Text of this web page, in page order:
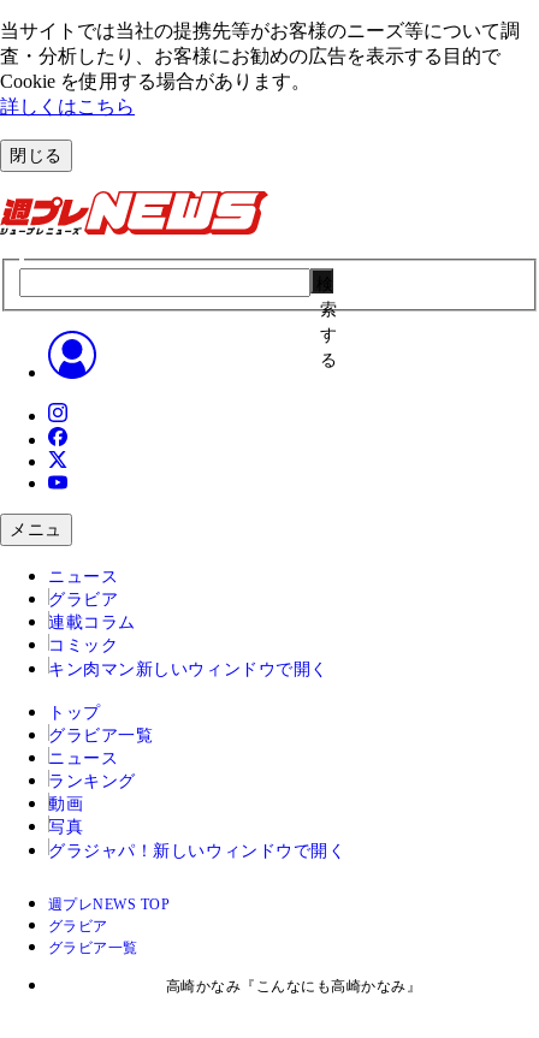
当サイトでは当社の提携先等がお客様のニーズ等について調
査・分析したり、お客様にお勧めの広告を表⽰する⽬的で
Cookie を使⽤する場合があります。
詳しくはこちら
閉じる
索
す
る
メニュ
ニュース
グラビア
連載コラム
コミック
キン肉マン 新しいウィンドウで開く
トップ
グラビア一覧
ニュース
ランキング
動画
写真
グラジャパ！ 新しいウィンドウで開く
週プレNEWS TOP
グラビア
グラビア一覧
高崎かなみ『こんなにも高崎かなみ』